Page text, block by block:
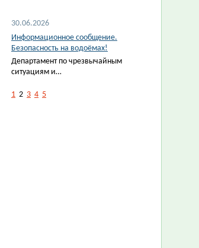
30.06.2026
Информационное сообщение.
Безопасность на водоёмах!
Департамент по чрезвычайным
ситуациям и…
1 2 3 4 5